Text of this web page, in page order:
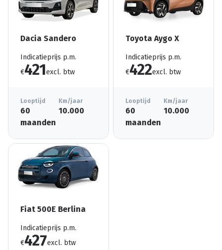
Dacia Sandero
Indicatieprijs p.m.
€421excl. btw
Looptijd
60
maanden
Km/jaar
10.000
Toyota Aygo X
Indicatieprijs p.m.
€422excl. btw
Looptijd
60
maanden
Km/jaar
10.000
Fiat 500E Berlina
Indicatieprijs p.m.
€427excl. btw